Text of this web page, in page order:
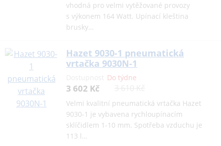
vhodná pro velmi vytěžované provozy
s výkonem 164 Watt. Upínací kleština
brusky…
Hazet 9030-1 pneumatická
vrtačka 9030N-1
Do týdne
3 602 Kč
Velmi kvalitní pneumatická vrtačka Hazet
9030-1 je vybavena rychloupínacím
sklíčidlem 1-10 mm. Spotřeba vzduchu je
113 l…